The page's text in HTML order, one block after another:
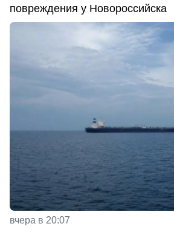
повреждения у Новороссийска
вчера в 20:07